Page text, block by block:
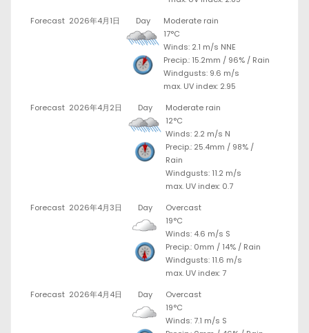
Forecast 2026年4月1日 Day
Moderate rain
17°C
Winds: 2.1 m/s NNE
Precip.: 15.2mm / 96% / Rain
Windgusts: 9.6 m/s
max. UV index: 2.95
Forecast 2026年4月2日 Day
Moderate rain
12°C
Winds: 2.2 m/s N
Precip.: 25.4mm / 98% /
Rain
Windgusts: 11.2 m/s
max. UV index: 0.7
Forecast 2026年4月3日 Day
Overcast
19°C
Winds: 4.6 m/s S
Precip.: 0mm / 14% / Rain
Windgusts: 11.6 m/s
max. UV index: 7
Forecast 2026年4月4日 Day
Overcast
19°C
Winds: 7.1 m/s S